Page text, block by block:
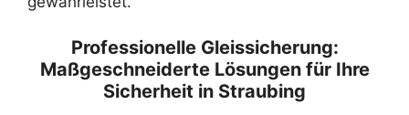
Professionelle Gleissicherung:
Maßgeschneiderte Lösungen für Ihre
Sicherheit in Straubing